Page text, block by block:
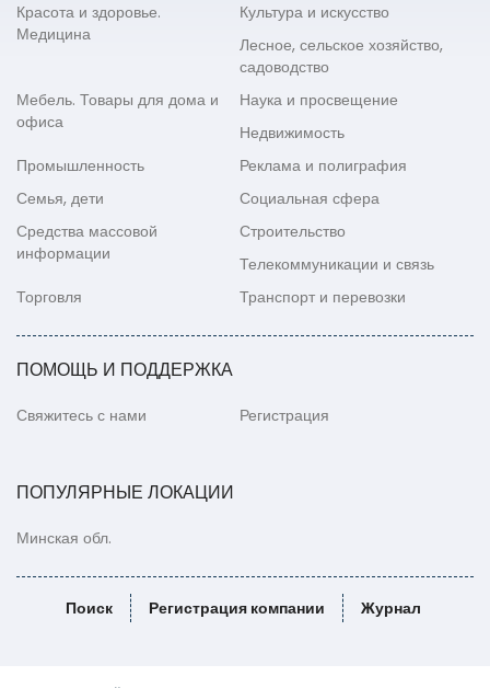
Красота и здоровье.
Медицина
Культура и искусство
Лесное, сельское хозяйство,
садоводство
Мебель. Товары для дома и
офиса
Наука и просвещение
Недвижимость
Промышленность
Реклама и полиграфия
Семья, дети
Социальная сфера
Средства массовой
информации
Строительство
Телекоммуникации и связь
Торговля
Транспорт и перевозки
ПОМОЩЬ И ПОДДЕРЖКА
Свяжитесь с нами Регистрация
ПОПУЛЯРНЫЕ ЛОКАЦИИ
Минская обл.
Поиск Регистрация компании Журнал